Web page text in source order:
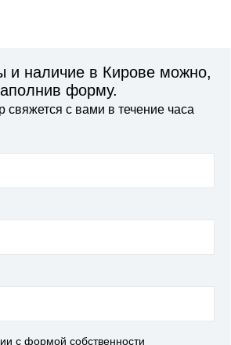
и наличие в Кирове можно,
форму.
с вами в течение часа
с формой собственности